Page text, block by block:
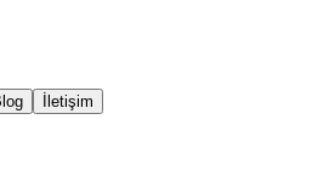
İletişim